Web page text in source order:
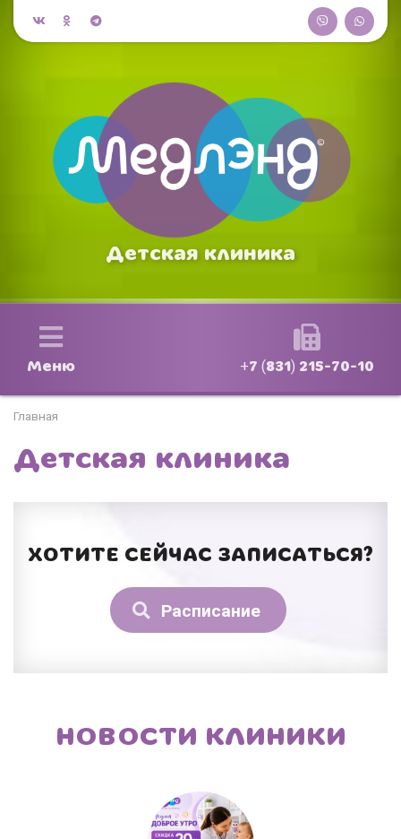
Детская клиника
Меню +7 (831) 215-70-10
Главная
Детская клиника
ХОТИТЕ СЕЙЧАС ЗАПИСАТЬСЯ?
Расписание
НОВОСТИ КЛИНИКИ